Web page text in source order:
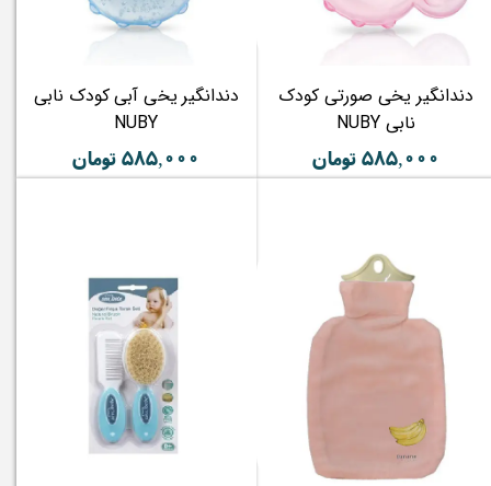
دندانگیر یخی صورتی کودک
نابی NUBY
۵۸۵,۰۰۰ تومان
دندانگیر یخی آبی کودک نابی
NUBY
۵۸۵,۰۰۰ تومان